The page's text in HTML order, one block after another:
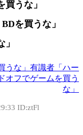
うな」
を買うな」
うな」有識者「ハー
オフでゲームを買う
な」
ID:ztFl